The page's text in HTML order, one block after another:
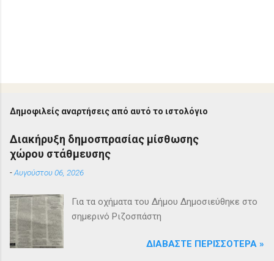
Δημοφιλείς αναρτήσεις από αυτό το ιστολόγιο
Διακήρυξη δημοσπρασίας μίσθωσης
χώρου στάθμευσης
-Αυγούστου 06, 2026
Για τα οχήματα του Δήμου Δημοσιεύθηκε στο
σημερινό Ριζοσπάστη
ΔΙΑΒΆΣΤΕ ΠΕΡΙΣΣΌΤΕΡΑ »